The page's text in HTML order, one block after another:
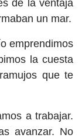
de la ventaja
un mar.
emprendimos
la cuesta
que te
a trabajar.
avanzar. No